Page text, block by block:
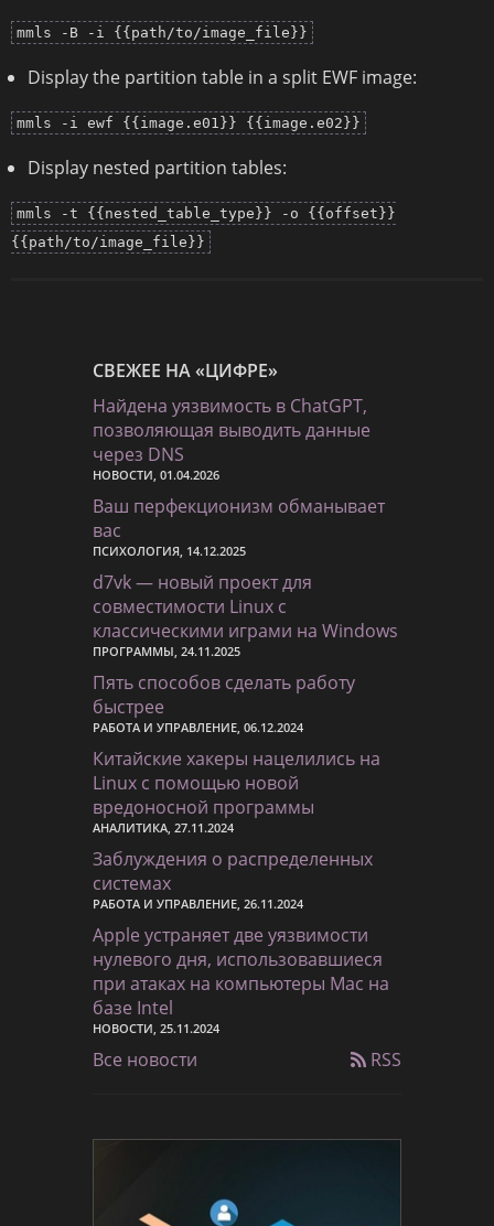
mmls -B -i {{path/to/image_file}}
Display the partition table in a split EWF image:
mmls -i ewf {{image.e01}} {{image.e02}}
Display nested partition tables:
mmls -t {{nested_table_type}} -o {{offset}}
{{path/to/image_file}}
СВЕЖЕЕ НА «ЦИФРЕ»
Найдена уязвимость в ChatGPT,
позволяющая выводить данные
через DNS
НОВОСТИ, 01.04.2026
Ваш перфекционизм обманывает
вас
ПСИХОЛОГИЯ, 14.12.2025
d7vk — новый проект для
совместимости Linux с
классическими играми на Windows
ПРОГРАММЫ, 24.11.2025
Пять способов сделать работу
быстрее
РАБОТА И УПРАВЛЕНИЕ, 06.12.2024
Китайские хакеры нацелились на
Linux с помощью новой
вредоносной программы
АНАЛИТИКА, 27.11.2024
Заблуждения о распределенных
системах
РАБОТА И УПРАВЛЕНИЕ, 26.11.2024
Apple устраняет две уязвимости
нулевого дня, использовавшиеся
при атаках на компьютеры Mac на
базе Intel
НОВОСТИ, 25.11.2024
Все новости RSS